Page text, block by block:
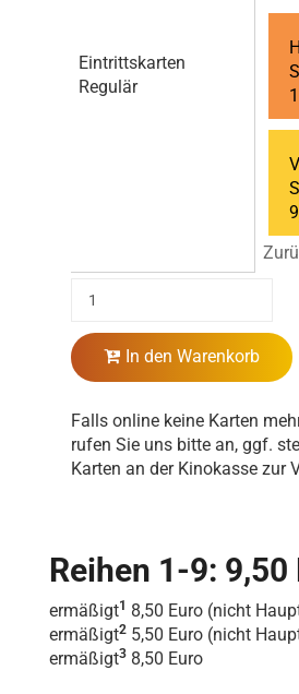
Eintrittskarten
Regulär
In den Warenkorb
Falls online keine Karten
rufen Sie uns bitte an, ggf.
Karten an der Kinokasse zur
Reihen 1-9: 9,50
ermäßigt1 8,50 Euro (nicht
ermäßigt2 5,50 Euro (nicht
ermäßigt3 8,50 Euro